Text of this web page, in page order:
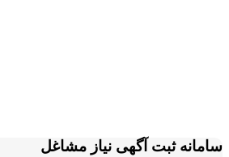
سامانه ثبت آگهی نیاز مشاغل